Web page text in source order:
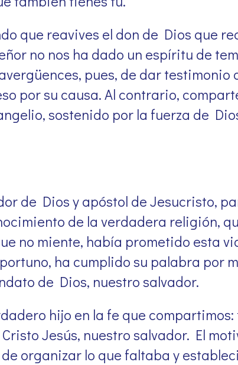
que reavives el don de Dios que
no nos ha dado un espíritu de
pues, de dar testimonio
por su causa. Al contrario,
sostenido por la fuerza de
de Dios y apóstol de Jesucristo,
de la verdadera religión,
no miente, había prometido esta
ha cumplido su palabra por
de Dios, nuestro salvador.
hijo en la fe que
Jesús, nuestro salvador. El
organizar lo que faltaba y